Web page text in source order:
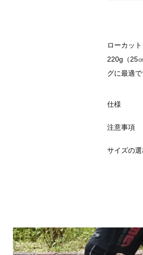
ローカッ
220g（25
グに最適
仕様
注意事項
サイズの